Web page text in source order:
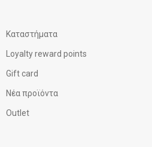
Καταστήματα
Loyalty reward points
Gift card
Νέα προϊόντα
Outlet